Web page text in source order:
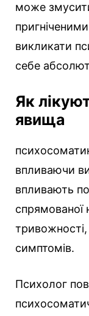
може
викликати
себе
Як
явища
впливаючи
впливають
спрямованої
тривожності,
симптомів.
Психолог